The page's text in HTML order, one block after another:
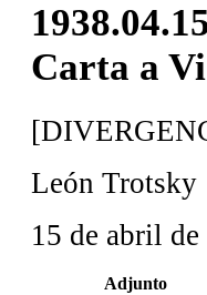
Carta a
León Trotsky
15 de abril
Adjunto